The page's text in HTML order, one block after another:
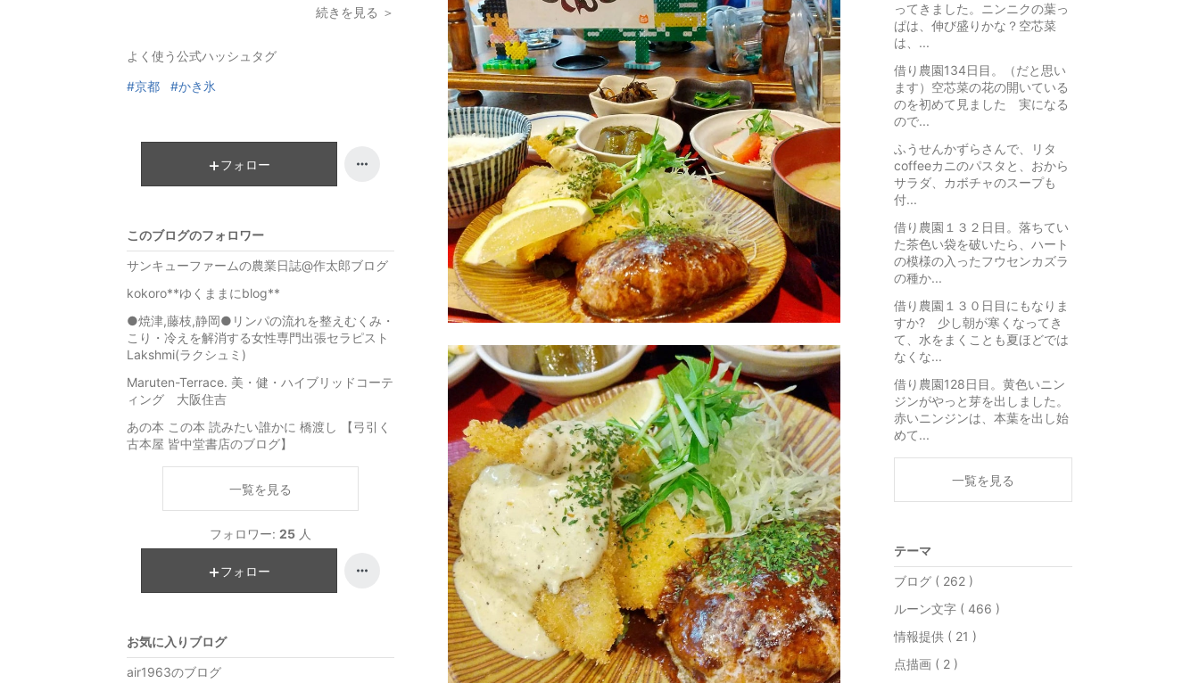
続きを見る ＞
よく使う公式ハッシュタグ
#京都 #かき氷
フォロー
このブログのフォロワー
サンキューファームの農業日誌@作太郎ブログ
kokoro**ゆくままにblog**
●焼津,藤枝,静岡●リンパの流れを整えむくみ・
こり・冷えを解消する女性専門出張セラピスト
Lakshmi(ラクシュミ)
Maruten-Terrace. 美・健・ハイブリッドコーテ
ィング 大阪住吉
あの本 この本 読みたい誰かに 橋渡し 【弓引く
古本屋 皆中堂書店のブログ】
一覧を見る
フォロワー: 25 人
フォロー
お気に入りブログ
air1963のブログ
ってきました。ニンニクの葉っ
ぱは、伸び盛りかな？空芯菜
は、...
借り農園134日目。（だと思い
ます）空芯菜の花の開いている
のを初めて見ました 実になる
ので...
ふうせんかずらさんで、リタ
coffeeカニのパスタと、おから
サラダ、カボチャのスープも
付...
借り農園１３２日目。落ちてい
た茶色い袋を破いたら、ハート
の模様の入ったフウセンカズラ
の種か...
借り農園１３０日目にもなりま
すか? 少し朝が寒くなってき
て、水をまくことも夏ほどでは
なくな...
借り農園128日目。黄色いニン
ジンがやっと芽を出しました。
赤いニンジンは、本葉を出し始
めて...
一覧を見る
テーマ
ブログ ( 262 )
ルーン文字 ( 466 )
情報提供 ( 21 )
点描画 ( 2 )